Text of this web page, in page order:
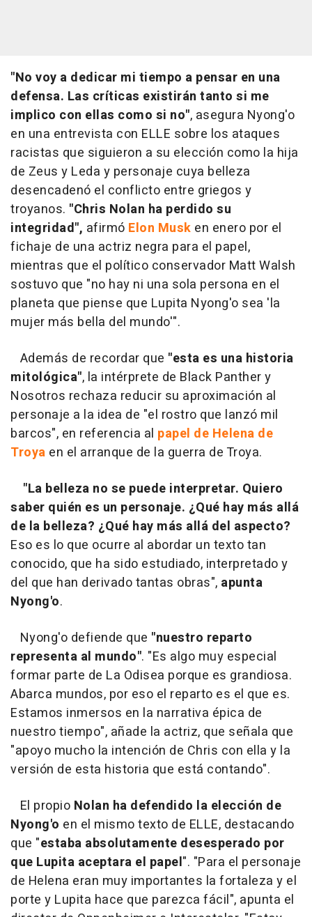
"No voy a dedicar mi tiempo a pensar en una
defensa. Las críticas existirán tanto si me
implico con ellas como si no", asegura Nyong'o
en una entrevista con ELLE sobre los ataques
racistas que siguieron a su elección como la hija
de Zeus y Leda y personaje cuya belleza
desencadenó el conflicto entre griegos y
troyanos. "Chris Nolan ha perdido su
integridad", afirmó Elon Musk en enero por el
fichaje de una actriz negra para el papel,
mientras que el político conservador Matt Walsh
sostuvo que "no hay ni una sola persona en el
planeta que piense que Lupita Nyong'o sea 'la
mujer más bella del mundo'".
Además de recordar que "esta es una historia
mitológica", la intérprete de Black Panther y
Nosotros rechaza reducir su aproximación al
personaje a la idea de "el rostro que lanzó mil
barcos", en referencia al papel de Helena de
Troya en el arranque de la guerra de Troya.
"La belleza no se puede interpretar. Quiero
saber quién es un personaje. ¿Qué hay más allá
de la belleza? ¿Qué hay más allá del aspecto?
Eso es lo que ocurre al abordar un texto tan
conocido, que ha sido estudiado, interpretado y
del que han derivado tantas obras", apunta
Nyong'o.
Nyong'o defiende que "nuestro reparto
representa al mundo". "Es algo muy especial
formar parte de La Odisea porque es grandiosa.
Abarca mundos, por eso el reparto es el que es.
Estamos inmersos en la narrativa épica de
nuestro tiempo", añade la actriz, que señala que
"apoyo mucho la intención de Chris con ella y la
versión de esta historia que está contando".
El propio Nolan ha defendido la elección de
Nyong'o en el mismo texto de ELLE, destacando
que "estaba absolutamente desesperado por
que Lupita aceptara el papel". "Para el personaje
de Helena eran muy importantes la fortaleza y el
porte y Lupita hace que parezca fácil", apunta el